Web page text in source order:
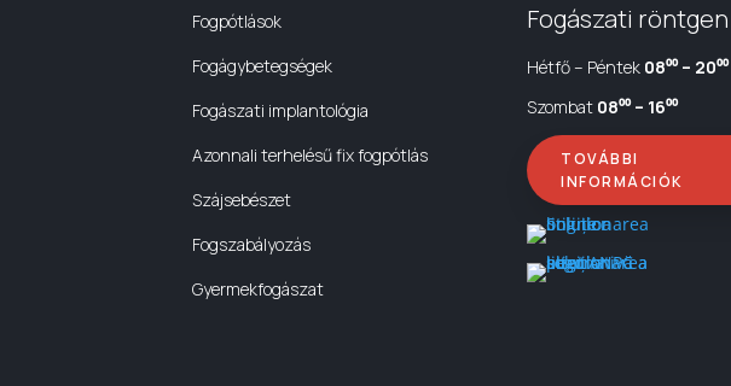
Fogpótlások
Fogágybetegségek
Fogászati implantológia
Azonnali terhelésű fix fogpótlás
Szájsebészet
Fogszabályozás
Gyermekfogászat
Fogászati röntgen
Hétfő – Péntek 08⁰⁰ – 20⁰⁰
Szombat 08⁰⁰ – 16⁰⁰
TOVÁBBI
INFORMÁCIÓK